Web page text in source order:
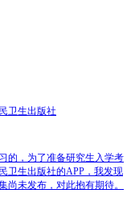
卫生出版社
的，为了准备研究生入学考
卫生出版社的APP，我发现
未发布，对此抱有期待。